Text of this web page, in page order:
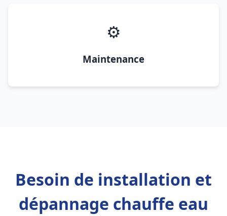
⚙️
Maintenance
Besoin de installation et
dépannage chauffe eau